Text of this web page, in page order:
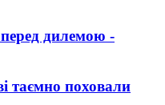
дилемою -
таємно поховали